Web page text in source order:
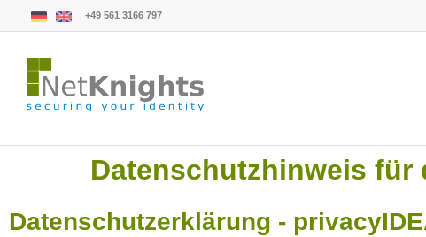
+49 561 3166 797
Datenschutzhinweis für
Datenschutzerklärung -